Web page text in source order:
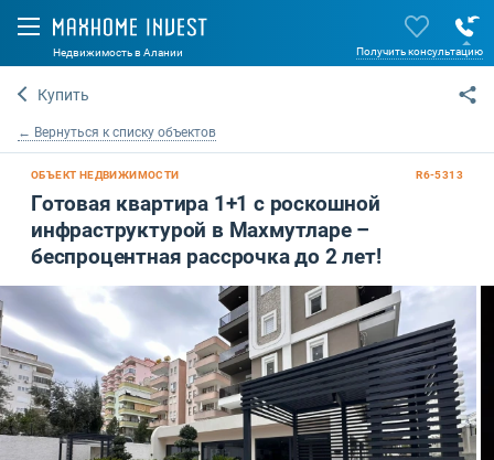
Недвижимость в Алании Получить консультацию
Купить
← Вернуться к списку объектов
ОБЪЕКТ НЕДВИЖИМОСТИ R6-5313
Готовая квартира 1+1 с роскошной
инфраструктурой в Махмутларе –
беспроцентная рассрочка до 2 лет!